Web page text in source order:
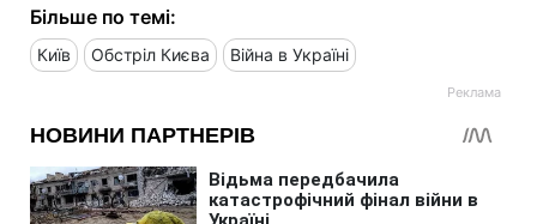
Більше по темі:
Київ Обстріл Києва Війна в Україні